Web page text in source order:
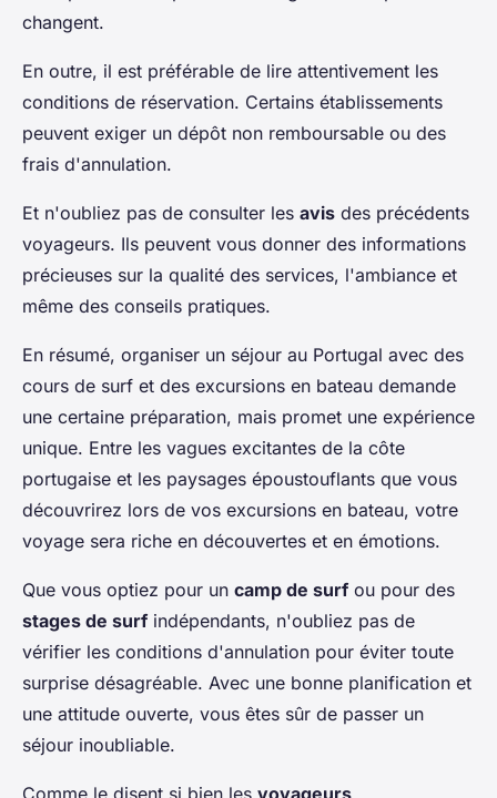
changent.
En outre, il est préférable de lire attentivement les
conditions de réservation. Certains établissements
peuvent exiger un dépôt non remboursable ou des
frais d'annulation.
Et n'oubliez pas de consulter les avis des précédents
voyageurs. Ils peuvent vous donner des informations
précieuses sur la qualité des services, l'ambiance et
même des conseils pratiques.
En résumé, organiser un séjour au Portugal avec des
cours de surf et des excursions en bateau demande
une certaine préparation, mais promet une expérience
unique. Entre les vagues excitantes de la côte
portugaise et les paysages époustouflants que vous
découvrirez lors de vos excursions en bateau, votre
voyage sera riche en découvertes et en émotions.
Que vous optiez pour un camp de surf ou pour des
stages de surf indépendants, n'oubliez pas de
vérifier les conditions d'annulation pour éviter toute
surprise désagréable. Avec une bonne planification et
une attitude ouverte, vous êtes sûr de passer un
séjour inoubliable.
Comme le disent si bien les voyageurs